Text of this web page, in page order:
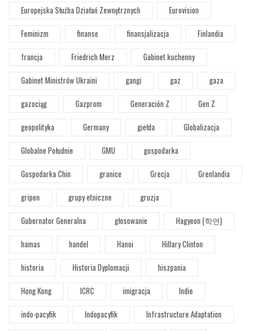
Europejska Służba Działań Zewnętrznych
Eurovision
Feminizm
finanse finansjalizacja
Finlandia
francja
Friedrich Merz
Gabinet kuchenny
Gabinet Ministrów Ukraini
gangi gaz
gaza
gazociąg
Gazprom Generación Z
Gen Z
geopolityka
Germany giełda
Globalizacja
Globalne Południe
GMU
gospodarka
Gospodarka Chin
granice Grecja
Grenlandia
gripen
grupy etniczne
gruzja
Gubernator Generalna
głosowanie
Hagyeon (학연)
hamas
handel Hanoi
Hillary Clinton
historia
Historia Dyplomacji
hiszpania
Hong Kong
ICRC imigracja
Indie
indo-pacyfik
Indopacyfik
Infrastructure Adaptation